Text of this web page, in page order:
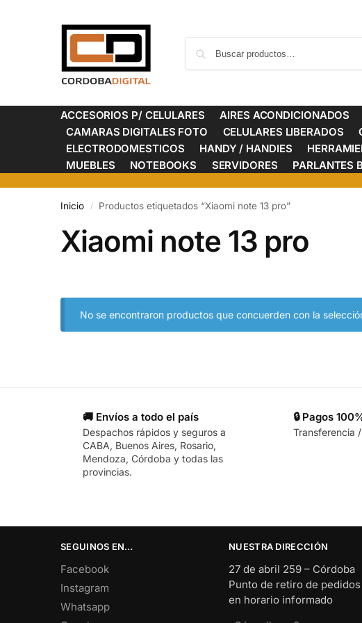
ACCESORIOS P/ CELULARES AIRES ACONDICIONADOS
CAMARAS DIGITALES FOTO
CELULARES LIBERADOS
ELECTRODOMESTICOS
HANDY / HANDIES
MUEBLES
NOTEBOOKS SERVIDORES PARLANTES
Inicio / Productos etiquetados “Xiaomi note 13 pro”
Xiaomi note 13 pro
No se encontraron productos que concuerden con la
🚚 Envíos a todo el país
Despachos rápidos y seguros a
CABA, Buenos Aires, Rosario,
Mendoza, Córdoba y todas las
provincias.
🔒 Pagos
Transferencia
SEGUINOS EN…
Facebook
Instagram
Whatsapp
NUESTRA DIRECCIÓN
27 de abril 259 – Córdoba
Punto de retiro de pedidos
en horario informado